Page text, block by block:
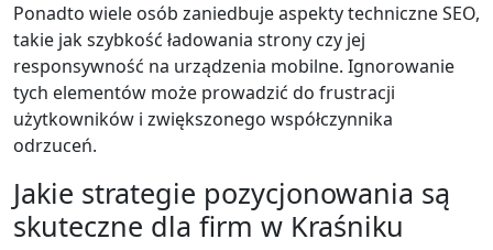
Ponadto wiele osób zaniedbuje aspekty techniczne SEO,
takie jak szybkość ładowania strony czy jej
responsywność na urządzenia mobilne. Ignorowanie
tych elementów może prowadzić do frustracji
użytkowników i zwiększonego współczynnika
odrzuceń.
Jakie strategie pozycjonowania są
skuteczne dla firm w Kraśniku